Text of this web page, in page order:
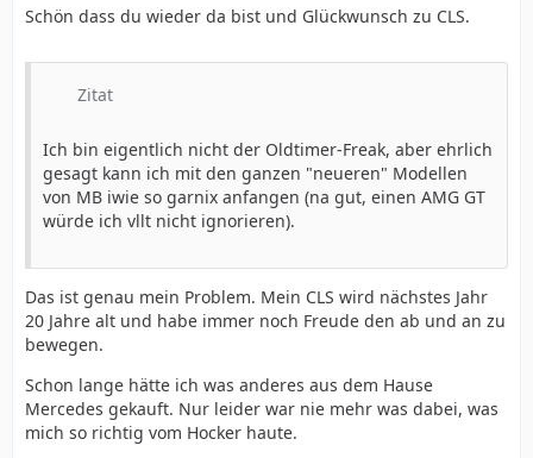
Schön dass du wieder da bist und Glückwunsch zu CLS.
Zitat
Ich bin eigentlich nicht der Oldtimer-Freak, aber ehrlich
gesagt kann ich mit den ganzen "neueren" Modellen
von MB iwie so garnix anfangen (na gut, einen AMG GT
würde ich vllt nicht ignorieren).
Das ist genau mein Problem. Mein CLS wird nächstes Jahr
20 Jahre alt und habe immer noch Freude den ab und an zu
bewegen.
Schon lange hätte ich was anderes aus dem Hause
Mercedes gekauft. Nur leider war nie mehr was dabei, was
mich so richtig vom Hocker haute.